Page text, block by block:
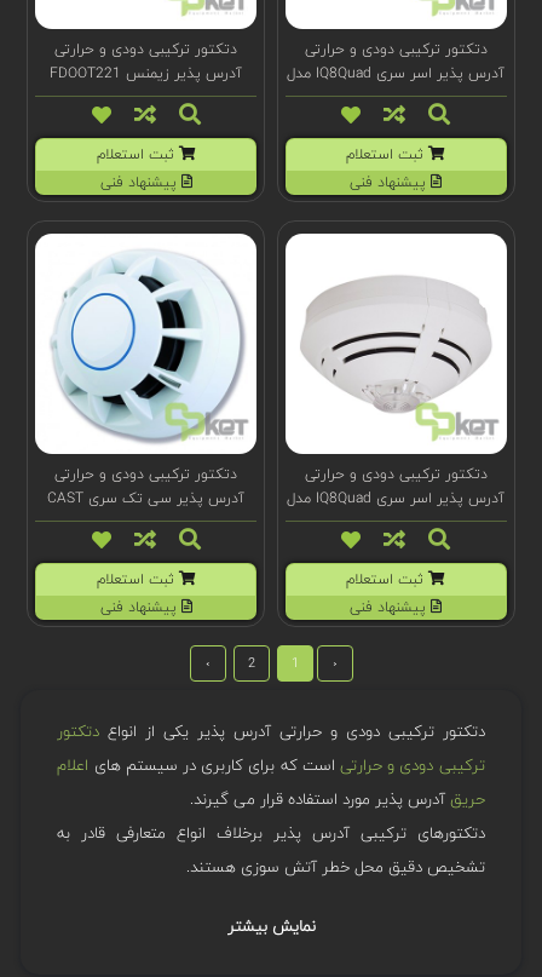
دتکتور ترکیبی دودی و حرارتی
آدرس پذیر اسر سری IQ8Quad مدل
802375
ثبت استعلام
پیشنهاد فنی
دتکتور ترکیبی دودی و حرارتی
آدرس پذیر زیمنس FDOOT221
مدل Sinteso C-LINE
ثبت استعلام
پیشنهاد فنی
دتکتور ترکیبی دودی و حرارتی
آدرس پذیر اسر سری IQ8Quad مدل
802374
ثبت استعلام
پیشنهاد فنی
دتکتور ترکیبی دودی و حرارتی
آدرس پذیر سی تک سری CAST
مدل CA414
ثبت استعلام
پیشنهاد فنی
‹
1
2
›
دتکتور ترکیبی دودی و حرارتی آدرس پذیر یکی از انواع دتکتور
ترکیبی دودی و حرارتی است که برای کاربری در سیستم های اعلام
حریقآدرس پذیر مورد استفاده قرار می گیرند.
دتکتورهای ترکیبی آدرس پذیر برخلاف انواع متعارفی قادر به
تشخیص دقیق محل خطر آتش سوزی هستند.
برندهای شاخص دتکتور ترکیبی دودی و حرارتی آدرس
نمایش بیشتر